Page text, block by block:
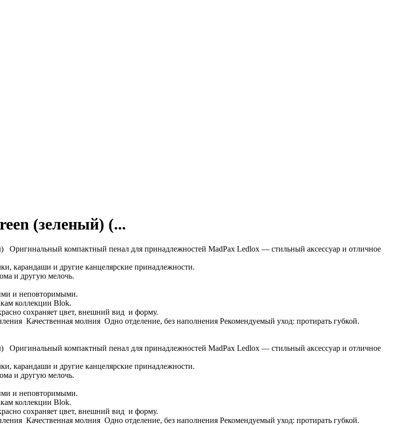
(зеленый) (...
компактный пенал для принадлежностей MadPax Ledlox ― стильный аксессуар и отличное
карандаши и другие канцелярские принадлежности.
и другую мелочь.
и неповторимыми.
коллекции Blok.
сохраняет цвет, внешний вид и форму.
Качественная молния Одно отделение, без наполнения Рекомендуемый уход: протирать губкой.
компактный пенал для принадлежностей MadPax Ledlox ― стильный аксессуар и отличное
карандаши и другие канцелярские принадлежности.
и другую мелочь.
и неповторимыми.
коллекции Blok.
сохраняет цвет, внешний вид и форму.
Качественная молния Одно отделение, без наполнения Рекомендуемый уход: протирать губкой.